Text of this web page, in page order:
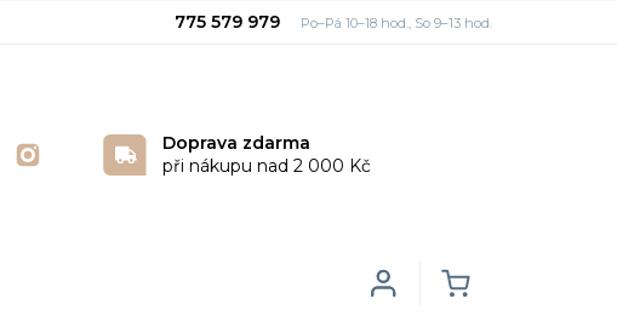
775 579 979
Doprava zdarma
při nákupu nad 2 000 Kč